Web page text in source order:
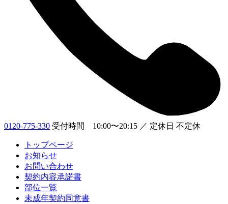
0120-775-330 受付時間 10:00〜20:15 ／ 定休日 不定休
トップページ
お知らせ
お問い合わせ
契約内容承諾書
部位一覧
未成年契約同意書